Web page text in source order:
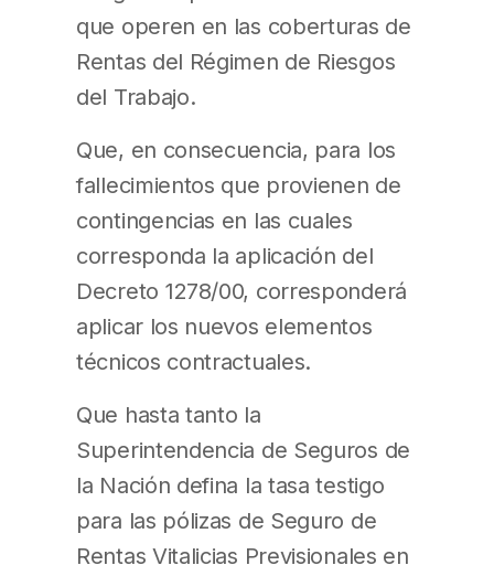
que operen en las coberturas de
Rentas del Régimen de Riesgos
del Trabajo.
Que, en consecuencia, para los
fallecimientos que provienen de
contingencias en las cuales
corresponda la aplicación del
Decreto 1278/00, corresponderá
aplicar los nuevos elementos
técnicos contractuales.
Que hasta tanto la
Superintendencia de Seguros de
la Nación defina la tasa testigo
para las pólizas de Seguro de
Rentas Vitalicias Previsionales en